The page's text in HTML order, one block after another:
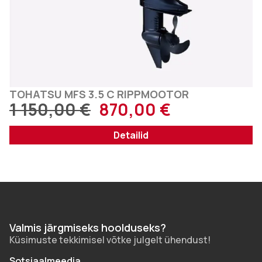
TOHATSU MFS 3.5 C RIPPMOOTOR
1 150,00€ 870,00 €
Detailid
Valmis järgmiseks hoolduseks?
Küsimuste tekkimisel võtke julgelt ühendust!